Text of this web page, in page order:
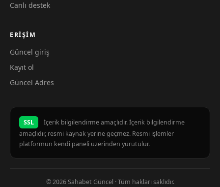
Canlı destek
ERIŞIM
Güncel giriş
Kayıt ol
Güncel Adres
SSL
İçerik bilgilendirme amaçlıdır. İçerik bilgilendirme
amaçlıdır, resmi kaynak yerine geçmez. Resmi işlemler
platformun kendi paneli üzerinden yürütülür.
© 2026 Sahabet Güncel · Tüm hakları saklıdır.